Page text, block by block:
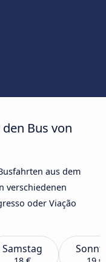
Bus von
aus dem
verschiedenen
oder Viação
Samstag